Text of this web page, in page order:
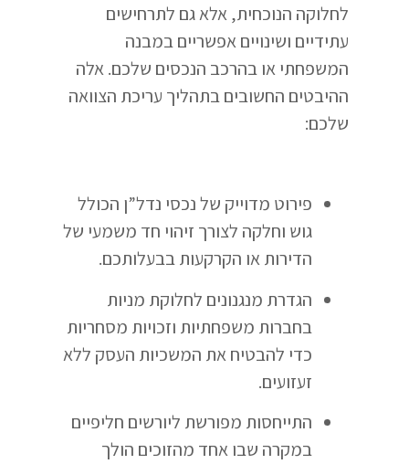
לחלוקה הנוכחית, אלא גם לתרחישים
עתידיים ושינויים אפשריים במבנה
המשפחתי או בהרכב הנכסים שלכם. אלה
ההיבטים החשובים בתהליך עריכת הצוואה
שלכם:
פירוט מדוייק של נכסי נדל”ן הכולל
גוש וחלקה לצורך זיהוי חד משמעי של
הדירות או הקרקעות בבעלותכם.
הגדרת מנגנונים לחלוקת מניות
בחברות משפחתיות וזכויות מסחריות
כדי להבטיח את המשכיות העסק ללא
זעזועים.
התייחסות מפורשת ליורשים חליפיים
במקרה שבו אחד מהזוכים הולך